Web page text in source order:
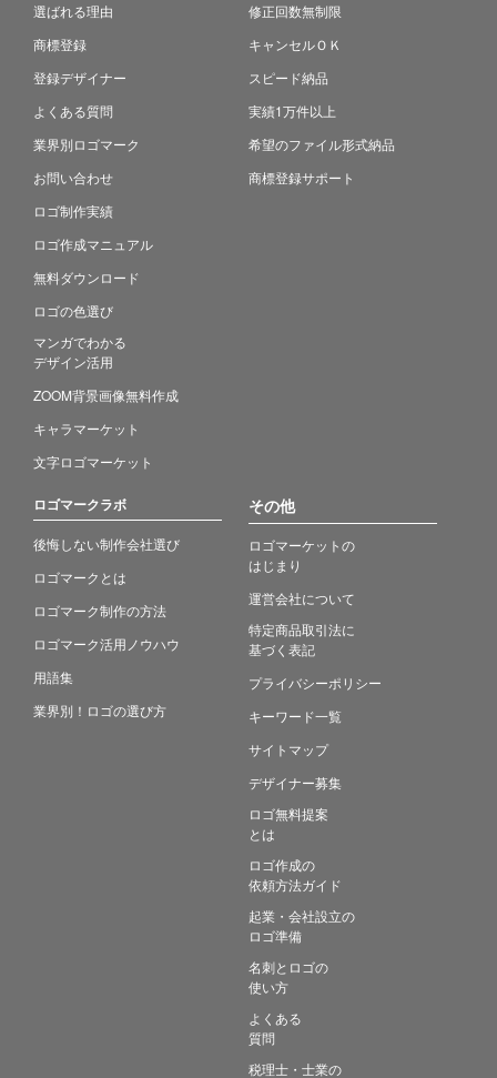
選ばれる理由
商標登録
登録デザイナー
よくある質問
業界別ロゴマーク
お問い合わせ
ロゴ制作実績
ロゴ作成マニュアル
無料ダウンロード
ロゴの色選び
マンガでわかる
デザイン活用
ZOOM背景画像無料作成
キャラマーケット
文字ロゴマーケット
修正回数無制限
キャンセルＯＫ
スピード納品
実績1万件以上
希望のファイル形式納品
商標登録サポート
ロゴマークラボ
後悔しない制作会社選び
ロゴマークとは
ロゴマーク制作の方法
ロゴマーク活用ノウハウ
用語集
業界別！ロゴの選び方
その他
ロゴマーケットの
はじまり
運営会社について
特定商品取引法に
基づく表記
プライバシーポリシー
キーワード一覧
サイトマップ
デザイナー募集
ロゴ無料提案
とは
ロゴ作成の
依頼方法ガイド
起業・会社設立の
ロゴ準備
名刺とロゴの
使い方
よくある
質問
税理士・士業の